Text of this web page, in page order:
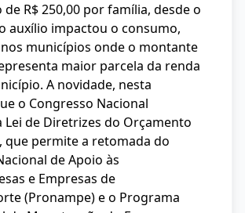
R$ 250,00 por família, desde o
auxílio impactou o consumo,
municípios onde o montante
maior parcela da renda
A novidade, nesta
o Congresso Nacional
Lei de Diretrizes do Orçamento
que permite a retomada do
de Apoio às
e Empresas de
(Pronampe) e o Programa